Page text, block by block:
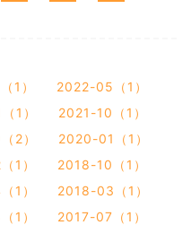
1）
2022-05（1）
1）
2021-10（1）
2）
2020-01（1）
1）
2018-10（1）
1）
2018-03（1）
1）
2017-07（1）